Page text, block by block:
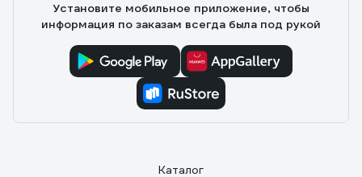
Установите мобильное приложение, чтобы
информация по заказам всегда была под рукой
Каталог